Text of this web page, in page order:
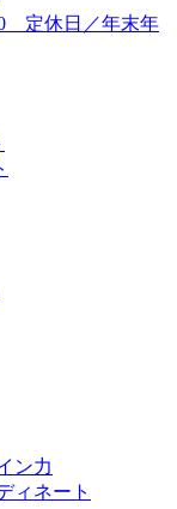
定休日／年末年
ン力
ィネート